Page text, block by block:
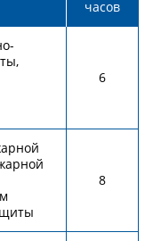
часов
6
8